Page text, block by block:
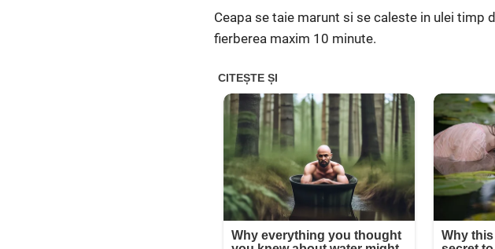
Ceapa se taie marunt si se caleste in ulei timp
fierberea maxim 10 minute.